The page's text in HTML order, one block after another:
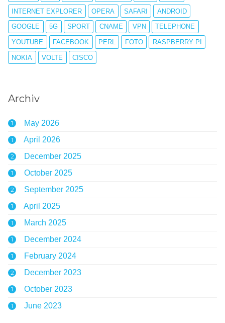
INTERNET EXPLORER OPERA SAFARI ANDROID
GOOGLE 5G SPORT CNAME VPN TELEPHONE
YOUTUBE FACEBOOK PERL FOTO RASPBERRY PI
NOKIA VOLTE CISCO
Archiv
1 May 2026
1 April 2026
2 December 2025
1 October 2025
2 September 2025
1 April 2025
1 March 2025
1 December 2024
1 February 2024
2 December 2023
1 October 2023
1 June 2023